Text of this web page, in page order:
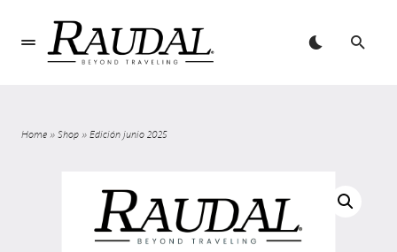
Home » Shop » Edición junio 2025